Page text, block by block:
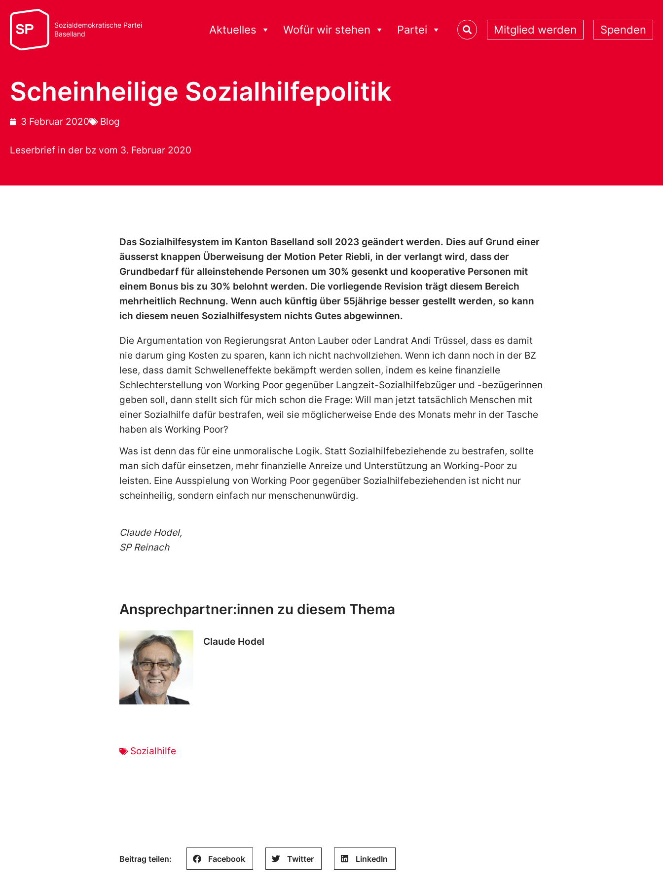
Sozialdemokratische Partei
Baselland
Aktuelles Wofür wir stehen Partei Mitglied werden Spenden
Scheinheilige Sozialhilfepolitik
3 Februar 2020 Blog
Leserbrief in der bz vom 3. Februar 2020
Das Sozialhilfesystem im Kanton Baselland soll 2023 geändert werden. Dies auf Grund einer
äusserst knappen Überweisung der Motion Peter Riebli, in der verlangt wird, dass der
Grundbedarf für alleinstehende Personen um 30% gesenkt und kooperative Personen mit
einem Bonus bis zu 30% belohnt werden. Die vorliegende Revision trägt diesem Bereich
mehrheitlich Rechnung. Wenn auch künftig über 55jährige besser gestellt werden, so kann
ich diesem neuen Sozialhilfesystem nichts Gutes abgewinnen.
Die Argumentation von Regierungsrat Anton Lauber oder Landrat Andi Trüssel, dass es damit
nie darum ging Kosten zu sparen, kann ich nicht nachvollziehen. Wenn ich dann noch in der BZ
lese, dass damit Schwelleneffekte bekämpft werden sollen, indem es keine finanzielle
Schlechterstellung von Working Poor gegenüber Langzeit-Sozialhilfebzüger und -bezügerinnen
geben soll, dann stellt sich für mich schon die Frage: Will man jetzt tatsächlich Menschen mit
einer Sozialhilfe dafür bestrafen, weil sie möglicherweise Ende des Monats mehr in der Tasche
haben als Working Poor?
Was ist denn das für eine unmoralische Logik. Statt Sozialhilfebeziehende zu bestrafen, sollte
man sich dafür einsetzen, mehr finanzielle Anreize und Unterstützung an Working-Poor zu
leisten. Eine Ausspielung von Working Poor gegenüber Sozialhilfebeziehenden ist nicht nur
scheinheilig, sondern einfach nur menschenunwürdig.
Claude Hodel,
SP Reinach
Ansprechpartner:innen zu diesem Thema
Claude Hodel
Sozialhilfe
Beitrag teilen: Facebook Twitter LinkedIn